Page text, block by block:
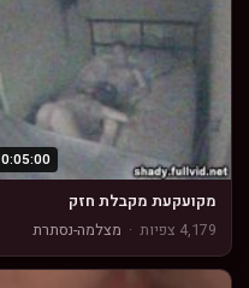
0:05:00
מקועקעת מקבלת חזק
4,179 צפיות
· מצלמה-נסתרת